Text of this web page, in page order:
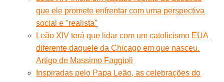
que ele promete enfrentar com uma perspectiva
social e "realista"
Leão XIV terá que lidar com um catolicismo EUA
diferente daquele da Chicago em que nasceu.
Artigo de Massimo Faggioli
Inspiradas pelo Papa Leão, as celebrações do